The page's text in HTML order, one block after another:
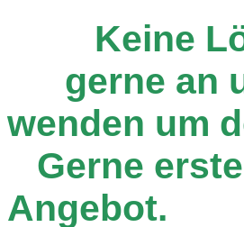
Keine
gerne an
wenden um
Gerne
Angebot.